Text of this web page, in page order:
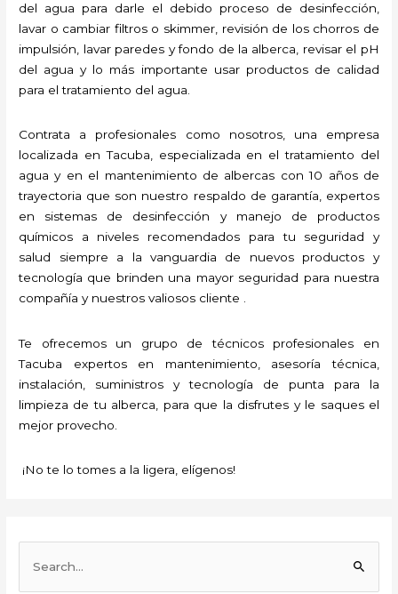
del agua para darle el debido proceso de desinfección,
lavar o cambiar filtros o skimmer, revisión de los chorros de
impulsión, lavar paredes y fondo de la alberca, revisar el pH
del agua y lo más importante usar productos de calidad
para el tratamiento del agua.
Contrata a profesionales como nosotros, una empresa
localizada en Tacuba, especializada en el tratamiento del
agua y en el mantenimiento de albercas con 10 años de
trayectoria que son nuestro respaldo de garantía, expertos
en sistemas de desinfección y manejo de productos
químicos a niveles recomendados para tu seguridad y
salud siempre a la vanguardia de nuevos productos y
tecnología que brinden una mayor seguridad para nuestra
compañía y nuestros valiosos cliente .
Te ofrecemos un grupo de técnicos profesionales en
Tacuba expertos en mantenimiento, asesoría técnica,
instalación, suministros y tecnología de punta para la
limpieza de tu alberca, para que la disfrutes y le saques el
mejor provecho.
¡No te lo tomes a la ligera, elígenos!